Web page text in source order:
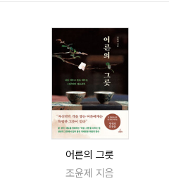
어른의 그릇
조윤제 지음